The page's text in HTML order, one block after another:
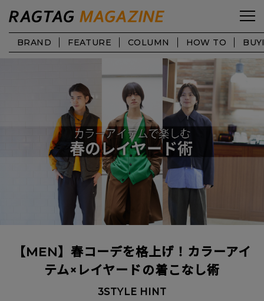
BRAND FEATURE COLUMN HOW TO
【MEN】春コーデを格上げ！カラーアイ
テム×レイヤードの着こなし術
3STYLE HINT